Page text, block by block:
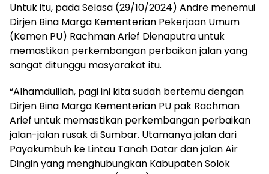
Untuk itu, pada Selasa (29/10/2024) Andre menemui
Dirjen Bina Marga Kementerian Pekerjaan Umum
(Kemen PU) Rachman Arief Dienaputra untuk
memastikan perkembangan perbaikan jalan yang
sangat ditunggu masyarakat itu.
“Alhamdulilah, pagi ini kita sudah bertemu dengan
Dirjen Bina Marga Kementerian PU pak Rachman
Arief untuk memastikan perkembangan perbaikan
jalan-jalan rusak di Sumbar. Utamanya jalan dari
Payakumbuh ke Lintau Tanah Datar dan jalan Air
Dingin yang menghubungkan Kabupaten Solok